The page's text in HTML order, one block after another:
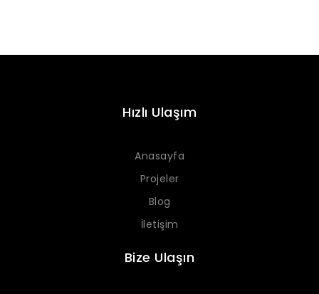
Hızlı Ulaşım
Anasayfa
Projeler
Blog
İletişim
Bize Ulaşın